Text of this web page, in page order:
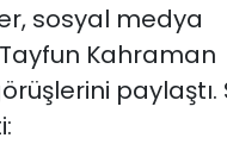
sosyal medya
Kahraman
paylaştı.